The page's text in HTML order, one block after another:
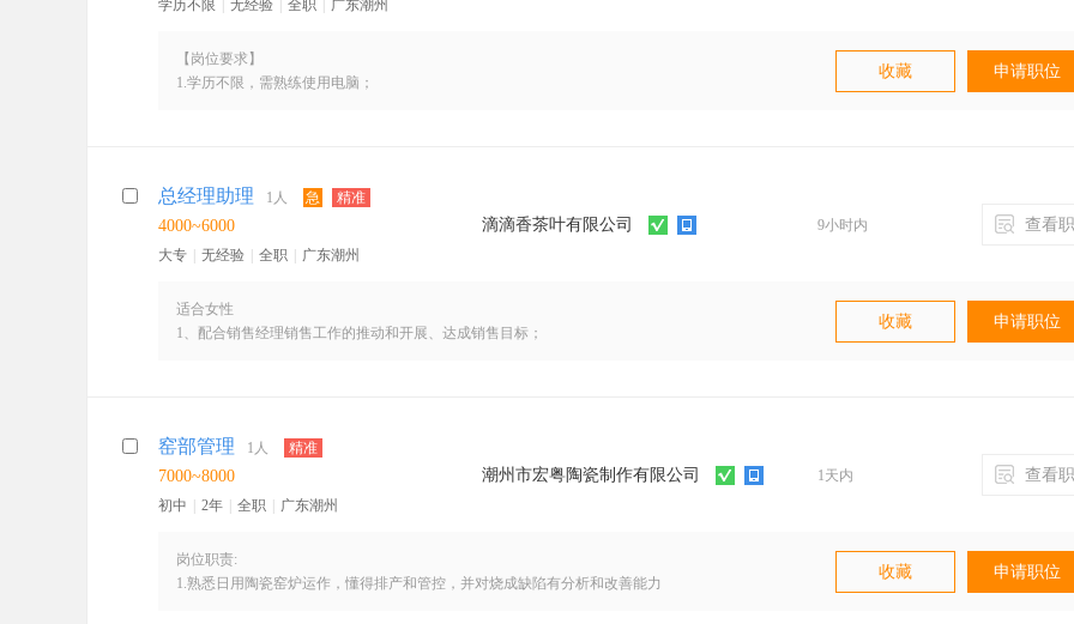
联系人：薛小姐
工作时间：周一至周六（周日休息）
工作地点: 市区春荣路金佳园 (9路公交车可直达）
学历不限 无经验 全职 广东潮州
【岗位要求】
1.学历不限，需熟练使用电脑；
出港客服：对接发件客户的各项问题件，登记跟踪处理结果反馈
进港客服：负责处理客诉，时效内解决客户问题。
问题件客服：负责现场问题件处理，打单以及破损上报等工作。
【薪酬待遇】
试用期（一个月）2800，
收藏 申请职位
总经理助理 1人 急 精准
4000~6000
大专 无经验 全职 广东潮州
滴滴香茶叶有限公司 9小时内 查看
适合女性
1、配合销售经理销售工作的推动和开展、达成销售目标；
6、撰写茶叶描述文案、品牌宣传文案、编写PPT为外出拜访客户以及展会做展示用，撰写各种促销及
营销文案与实施方案；挖掘产品亮点与卖点，产品进行直观、感性、富有吸引力的描述；及时了解同
行业动态和购物消费变化，为推广活动提供支持。
1、大专以上学历，有过店面管理工作经验优先
2、熟练使用办公软件，有良好的文案功底
收藏 申请职位
窑部管理 1人 精准
7000~8000
初中 2年 全职 广东潮州
潮州市宏粤陶瓷制作有限公司 1天内 查看
岗位职责:
1.熟悉日用陶瓷窑炉运作，懂得排产和管控，并对烧成缺陷有分析和改善能力
收藏 申请职位